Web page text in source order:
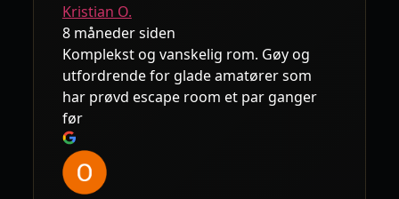
Kristian O.
8 måneder siden
Komplekst og vanskelig rom. Gøy og
utfordrende for glade amatører som
har prøvd escape room et par ganger
før